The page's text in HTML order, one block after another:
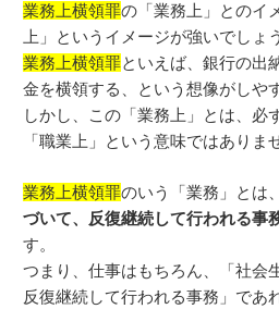
業務上横領罪の「業務上」とのイ
上」というイメージが強いでしょ
業務上横領罪といえば、銀行の出
金を横領する、という想像がしや
しかし、この「業務上」とは、必
「職業上」という意味ではありま
業務上横領罪のいう「業務」とは
づいて、反復継続して行われる事
す。
つまり、仕事はもちろん、「社会
反復継続して行われる事務」であ